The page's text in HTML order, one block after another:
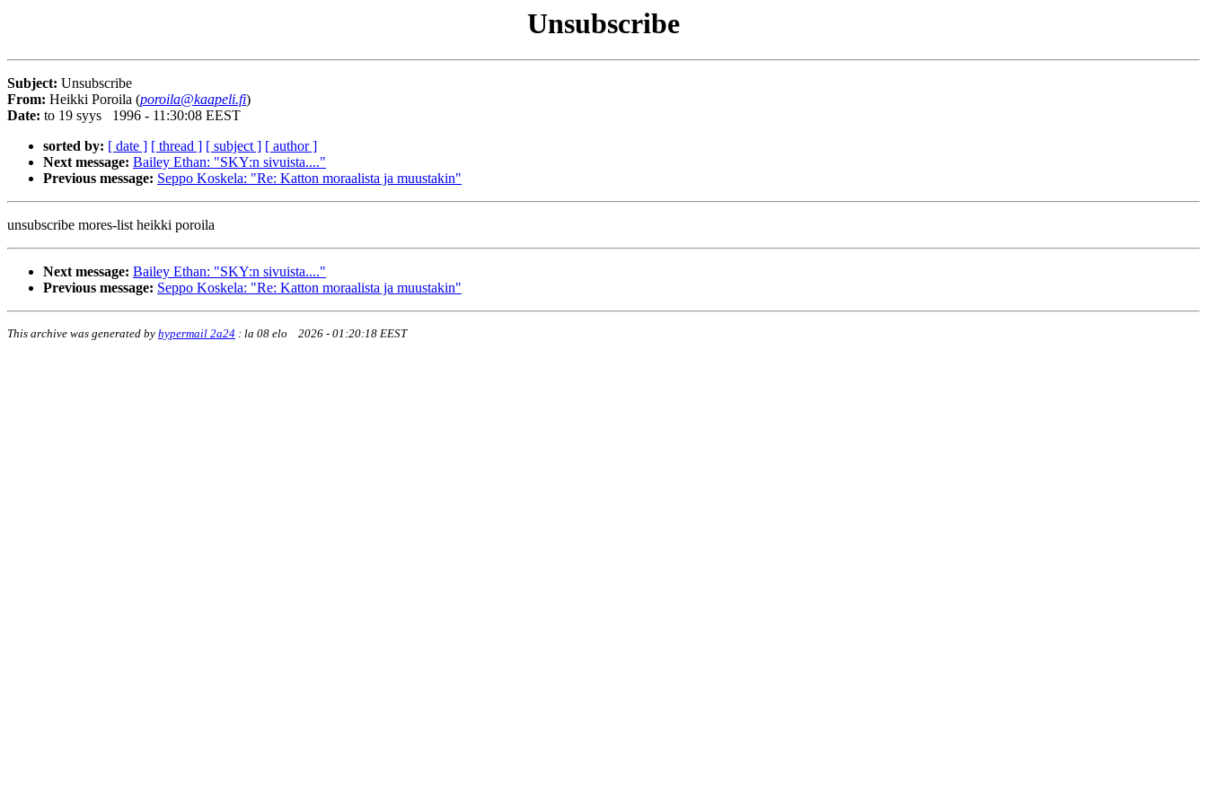
Unsubscribe
Subject: Unsubscribe
From: Heikki Poroila (poroila@kaapeli.fi)
Date: to 19 syys 1996 - 11:30:08 EEST
sorted by: [ date ] [ thread ] [ subject ] [ author ]
Next message: Bailey Ethan: "SKY:n sivuista...."
Previous message: Seppo Koskela: "Re: Katton moraalista ja muustakin"
unsubscribe mores-list heikki poroila
Next message: Bailey Ethan: "SKY:n sivuista...."
Previous message: Seppo Koskela: "Re: Katton moraalista ja muustakin"
This archive was generated by hypermail 2a24 : la 08 elo 2026 - 01:20:18 EEST